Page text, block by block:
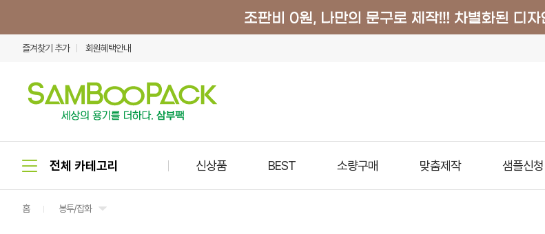
즐겨찾기 추가 회원혜택안내
신상품 BEST 소량구매 맞춤제작 샘플신청
홈 봉투/잡화